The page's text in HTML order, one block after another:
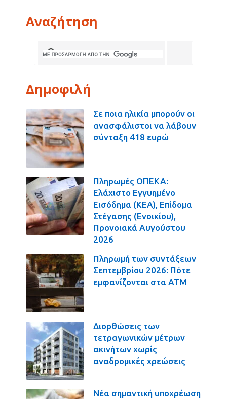
Αναζήτηση
Δημοφιλή
Σε ποια ηλικία μπορούν οι
ανασφάλιστοι να λάβουν
σύνταξη 418 ευρώ
Πληρωμές ΟΠΕΚΑ:
Ελάχιστο Εγγυημένο
Εισόδημα (ΚΕΑ), Επίδομα
Στέγασης (Ενοικίου),
Προνοιακά Αυγούστου
2026
Πληρωμή των συντάξεων
Σεπτεμβρίου 2026: Πότε
εμφανίζονται στα ΑΤΜ
Διορθώσεις των
τετραγωνικών μέτρων
ακινήτων χωρίς
αναδρομικές χρεώσεις
Νέα σημαντική υποχρέωση